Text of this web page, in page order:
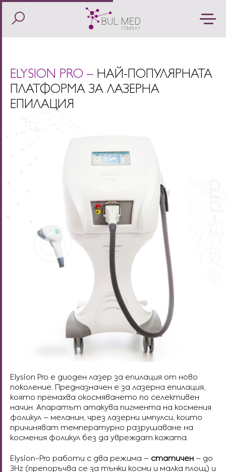
ELYSION PRO – НАЙ-ПОПУЛЯРНАТА
ПЛАТФОРМА ЗА ЛАЗЕРНА
ЕПИЛАЦИЯ
Elysion Pro е диоден лазер за епилация от ново
поколение. Предназначен е за лазерна епилация,
която премахва окосмяването по селективен
начин. Апаратът атакува пигмента на космения
фоликул – меланин, чрез лазерни импулси, които
причиняват температурно разрушаване на
космения фоликул без да увреждат кожата.
Elysion-Pro работи с два режима – статичен – до
3Hz (препоръчва се за тънки косми и малка площ) и